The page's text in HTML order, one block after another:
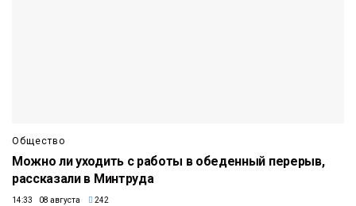
Общество
Можно ли уходить с работы в обеденный перерыв,
рассказали в Минтруда
14:33 08 августа 242